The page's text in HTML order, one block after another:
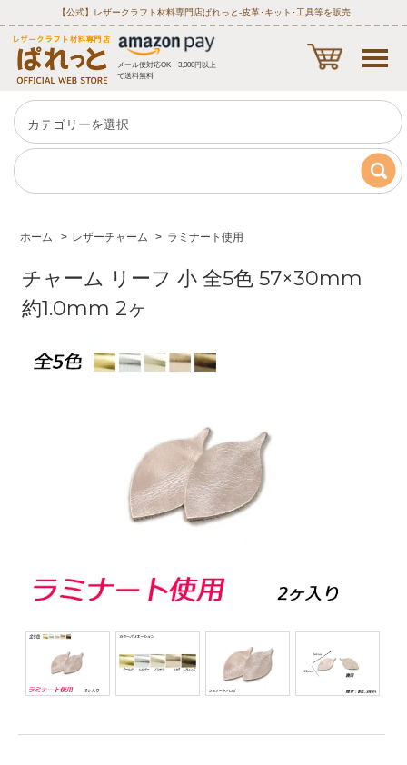
【公式】レザークラフト材料専門店ぱれっと‐皮革･キット･工具等を販売
メール便対応OK 3,000円以上
で送料無料
ホーム > レザーチャーム > ラミナート使用
チャーム リーフ 小 全5色 57×30mm
約1.0mm 2ヶ